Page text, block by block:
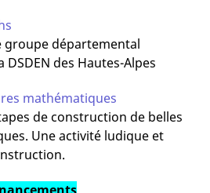
groupe départemental
des Hautes-Alpes
mathématiques
de construction de belles
Une activité ludique et